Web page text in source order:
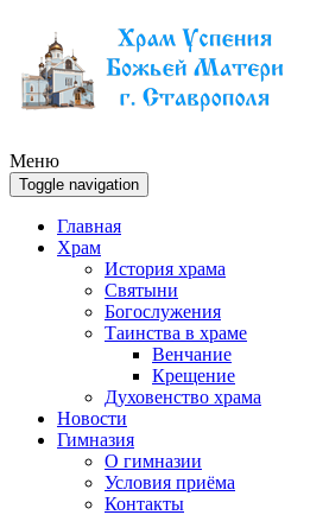
Меню
Toggle navigation
Главная
Храм
История храма
Святыни
Богослужения
Таинства в храме
Венчание
Крещение
Духовенство храма
Новости
Гимназия
О гимназии
Условия приёма
Контакты